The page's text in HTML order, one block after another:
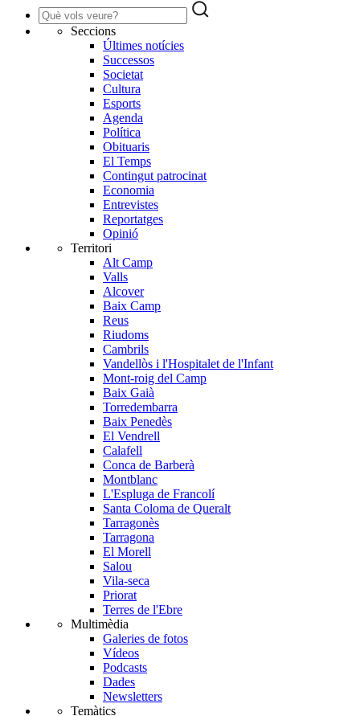
Seccions
Últimes notícies
Successos
Societat
Cultura
Esports
Agenda
Política
Obituaris
El Temps
Contingut patrocinat
Economia
Entrevistes
Reportatges
Opinió
Territori
Alt Camp
Valls
Alcover
Baix Camp
Reus
Riudoms
Cambrils
Vandellòs i l'Hospitalet de l'Infant
Mont-roig del Camp
Baix Gaià
Torredembarra
Baix Penedès
El Vendrell
Calafell
Conca de Barberà
Montblanc
L'Espluga de Francolí
Santa Coloma de Queralt
Tarragonès
Tarragona
El Morell
Salou
Vila-seca
Priorat
Terres de l'Ebre
Multimèdia
Galeries de fotos
Vídeos
Podcasts
Dades
Newsletters
Temàtics